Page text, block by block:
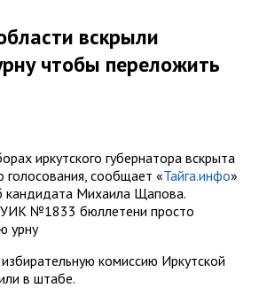
вскрыли
чтобы переложить
иркутского губернатора вскрыта
голосования, сообщает «Тайга.инфо»
кандидата Михаила Щапова.
№1833 бюллетени просто
урну
комиссию Иркутской
в штабе.